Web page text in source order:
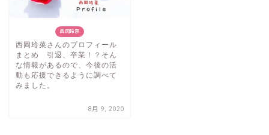
西岡玲奈
西岡玲菜さんのプロフィール
まとめ 引退、卒業！？そん
な情報があるので、今後の活
動も応援できるように調べて
みました。
8月 9, 2020